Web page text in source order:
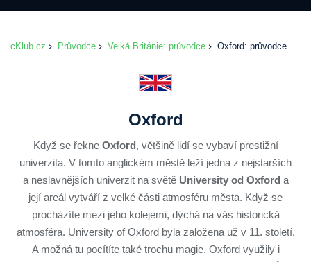
cKlub.cz Průvodce Velká Británie: průvodce Oxford: průvodce
Oxford
Když se řekne Oxford, většině lidí se vybaví prestižní
univerzita. V tomto anglickém městě leží jedna z nejstarších
a neslavnějších univerzit na světě University od Oxford a
její areál vytváří z velké části atmosféru města. Když se
procházíte mezi jeho kolejemi, dýchá na vás historická
atmosféra. University of Oxford byla založena už v 11. století.
A možná tu pocítíte také trochu magie. Oxford využily i